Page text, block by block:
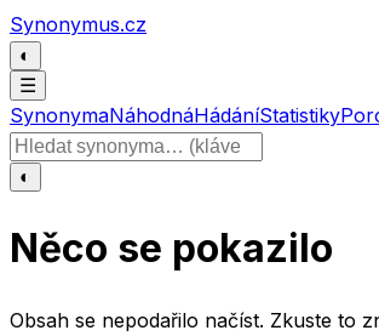
Přeskočit na obsah
Synonymus.cz
◐
☰
SynonymaNáhodnáHádáníStatistiky
Hledat slovo
◐
Něco se pokazilo
Obsah se nepodařilo načíst. Zkuste to